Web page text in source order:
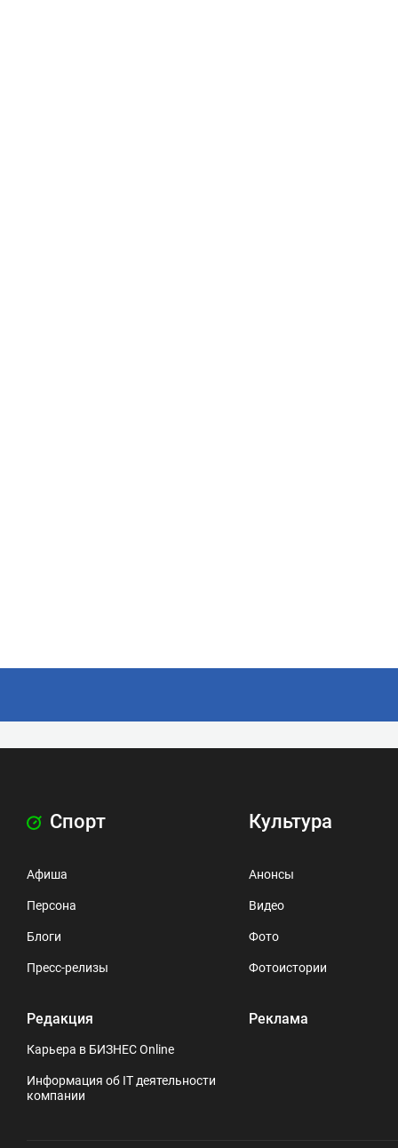
Спорт
Афиша
Персона
Блоги
Пресс-релизы
Редакция
Карьера в БИЗНЕС Online
Информация об IT деятельности
компании
Культура
Анонсы
Видео
Фото
Фотоистории
Реклама